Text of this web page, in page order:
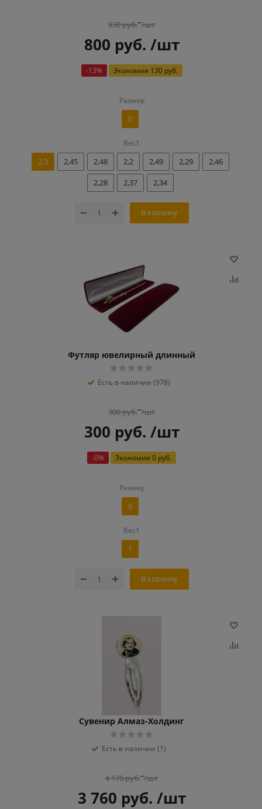
930руб. /шт
800 руб. /шт
-13% Экономия 130 руб.
Размер
0
Вес1
2,3 2,45 2,48 2,2 2,49 2,29
2,46
2,28
2,37 2,34
В корзину
Футляр ювелирный длинный
Есть в наличии (978)
300руб. /шт
300 руб. /шт
-0% Экономия 0 руб.
Размер
0
Вес1
1
В корзину
Сувенир Алмаз-Холдинг
Есть в наличии (1)
4 170руб. /шт
3 760 руб. /шт